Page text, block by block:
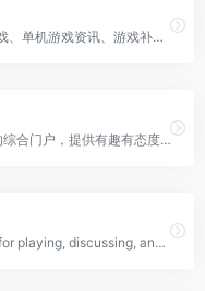
单机游戏下载网站,提供中文单机游戏、单机游戏资讯、游戏补丁等。
18183手游网是面向手机游戏玩家的综合门户，提供有趣有态度的最新手游内容。
Steam is the ultimate destination for playing, discussing, and creating games.